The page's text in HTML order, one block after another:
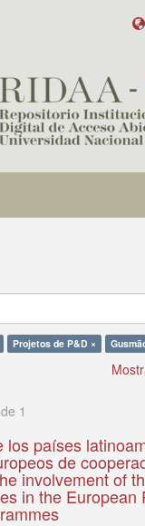
Projetos de P&D ×
1
los países
de
involvement of
in the European